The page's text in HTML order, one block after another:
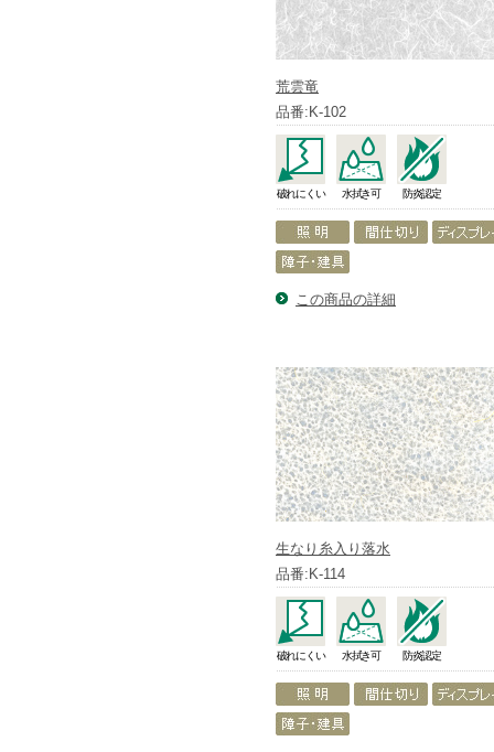
荒雲竜
品番:K-102
破れにくい 水拭き可 防炎認定
この商品の詳細
生なり糸入り落水
品番:K-114
破れにくい 水拭き可 防炎認定